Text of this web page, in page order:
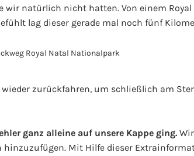
wir natürlich nicht hatten. Von einem
lag dieser gerade mal noch fünf
zurückfahren, um schließlich am
ganz alleine auf unsere Kappe ging.
hinzuzufügen. Mit Hilfe dieser